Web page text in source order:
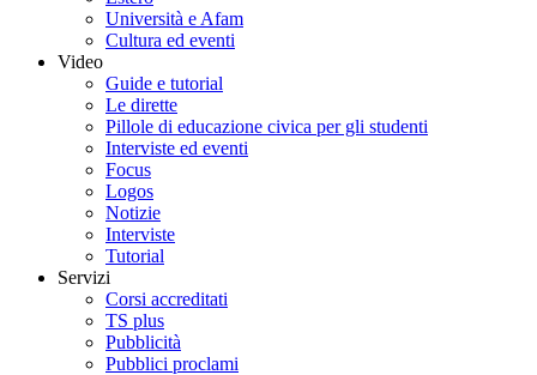
Università e Afam
Cultura ed eventi
Video
Guide e tutorial
Le dirette
Pillole di educazione civica per gli studenti
Interviste ed eventi
Focus
Logos
Notizie
Interviste
Tutorial
Servizi
Corsi accreditati
TS plus
Pubblicità
Pubblici proclami